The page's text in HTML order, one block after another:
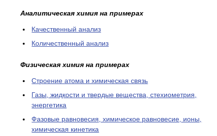
Аналитическая химия на примерах
Качественный анализ
Количественный анализ
Физическая химия на примерах
Cтроение атома и химическая связь
Газы, жидкости и твердые вещества, стехиометрия,
энергетика
Фазовые равновесия, химическое равновесие, ионы,
химическая кинетика